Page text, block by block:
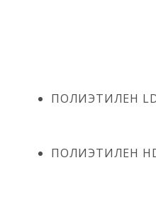
ПОЛИЭТИЛЕН
ПОЛИЭТИЛЕН